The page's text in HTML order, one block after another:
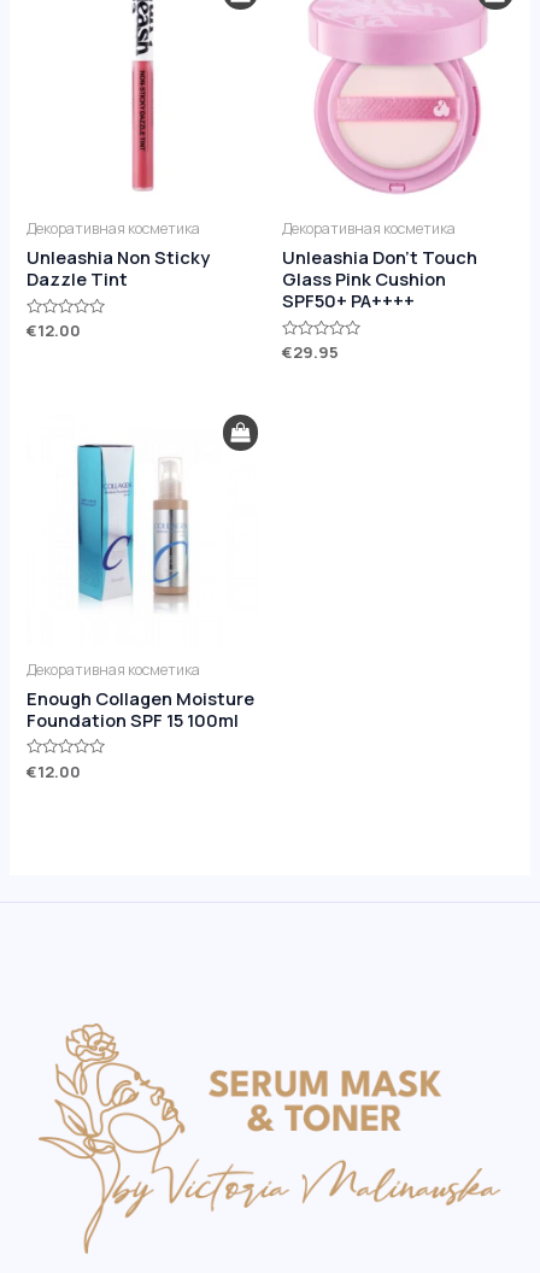
Декоративная косметика
Unleashia Non Sticky
Dazzle Tint
Оценка
€12.00
Декоративная косметика
Unleashia Don’t Touch
Glass Pink Cushion
SPF50+ PA++++
Оценка
€29.95
Декоративная косметика
Enough Collagen Moisture
Foundation SPF 15 100ml
Оценка
0
€12.00